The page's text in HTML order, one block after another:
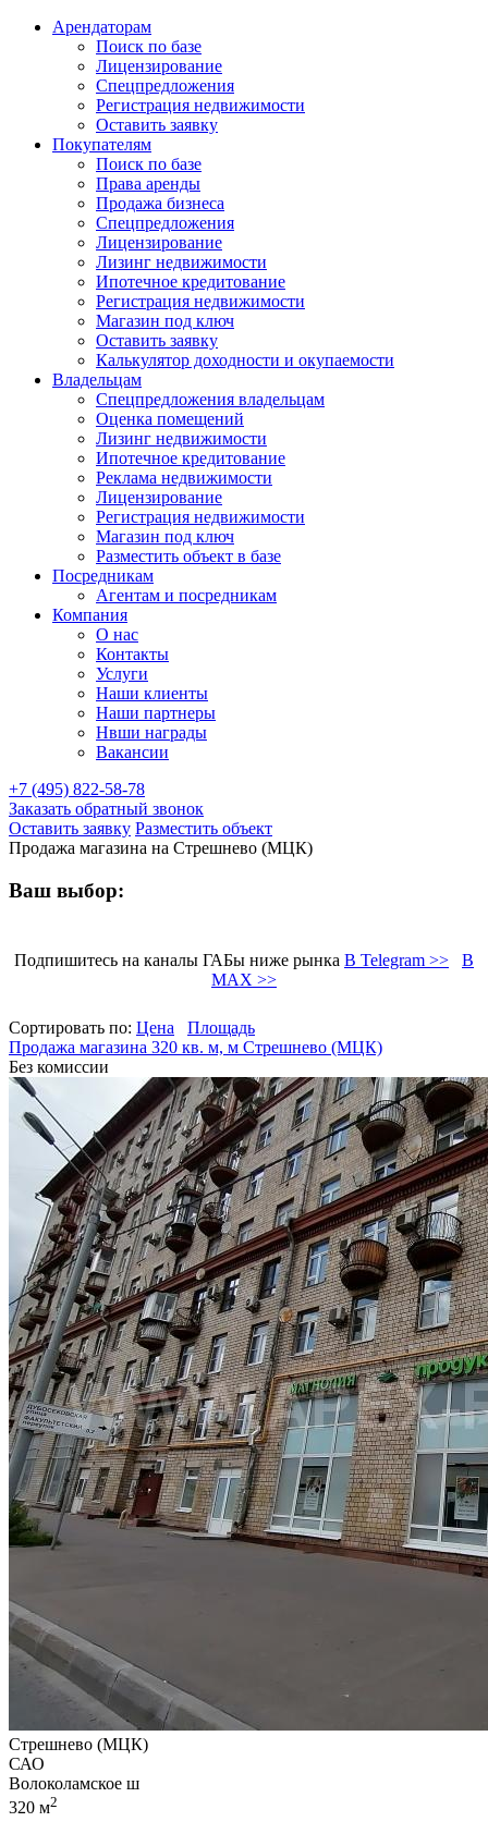
Арендаторам
Поиск по базе
Лицензирование
Спецпредложения
Регистрация недвижимости
Оставить заявку
Покупателям
Поиск по базе
Права аренды
Продажа бизнеса
Спецпредложения
Лицензирование
Лизинг недвижимости
Ипотечное кредитование
Регистрация недвижимости
Магазин под ключ
Оставить заявку
Калькулятор доходности и окупаемости
Владельцам
Спецпредложения владельцам
Оценка помещений
Лизинг недвижимости
Ипотечное кредитование
Реклама недвижимости
Лицензирование
Регистрация недвижимости
Магазин под ключ
Разместить объект в базе
Посредникам
Агентам и посредникам
Компания
О нас
Контакты
Услуги
Наши клиенты
Наши партнеры
Нвши награды
Вакансии
+7 (495) 822-58-78
Заказать обратный звонок
Оставить заявку Разместить объект
Продажа магазина на Стрешнево (МЦК)
Ваш выбор:
Подпишитесь на каналы ГАБы ниже рынка В Telegram >>
В
MAX >>
Сортировать по: Цена
Площадь
Продажа магазина 320 кв. м, м Стрешнево (МЦК)
Без комиссии
Стрешнево (МЦК)
САО
Волоколамское ш
320 м2